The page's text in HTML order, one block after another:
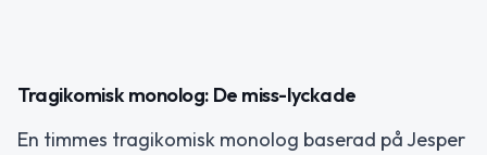
Tragikomisk monolog: De miss-lyckade
En timmes tragikomisk monolog baserad på Jesper